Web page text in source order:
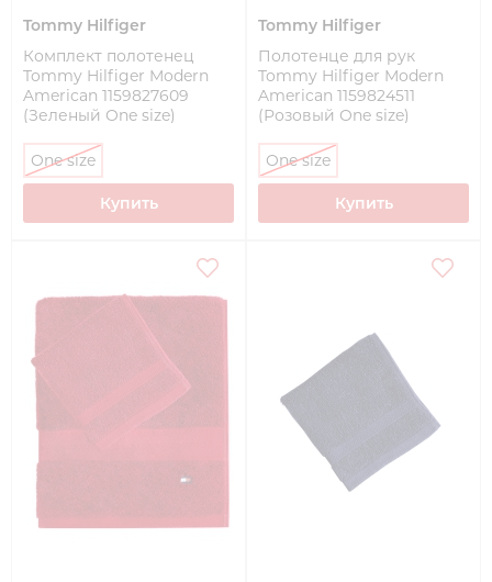
Tommy Hilfiger
Комплект полотенец
Tommy Hilfiger Modern
American 1159827609
(Зеленый One size)
One size
Купить
Tommy Hilfiger
Полотенце для рук
Tommy Hilfiger Modern
American 1159824511
(Розовый One size)
One size
Купить